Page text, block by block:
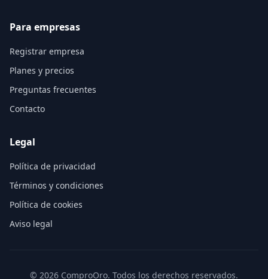
Para empresas
Registrar empresa
Planes y precios
Preguntas frecuentes
Contacto
Legal
Política de privacidad
Términos y condiciones
Política de cookies
Aviso legal
© 2026 ComproOro. Todos los derechos reservados.